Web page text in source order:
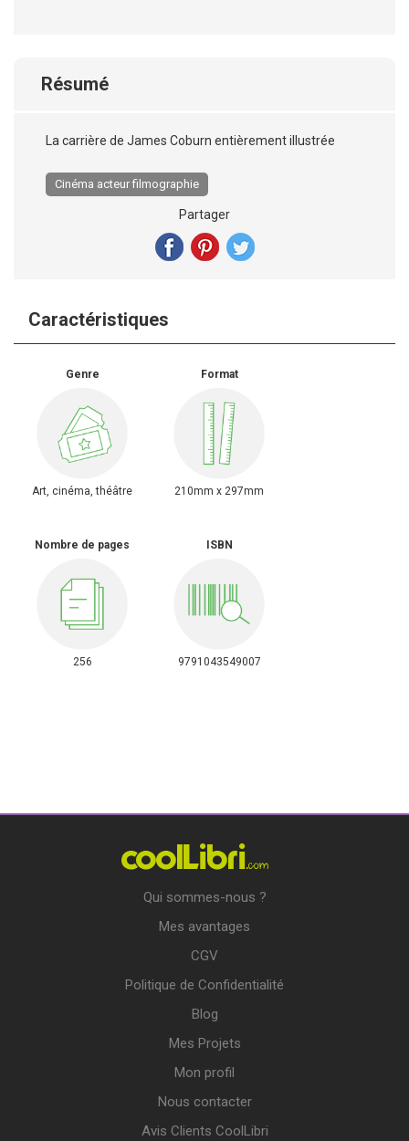
Résumé
La carrière de James Coburn entièrement illustrée
Cinéma acteur filmographie
Partager
Caractéristiques
Genre
Art, cinéma, théâtre
Format
210mm x 297mm
Nombre de pages
256
ISBN
9791043549007
Qui sommes-nous ?
Mes avantages
CGV
Politique de Confidentialité
Blog
Mes Projets
Mon profil
Nous contacter
Avis Clients CoolLibri